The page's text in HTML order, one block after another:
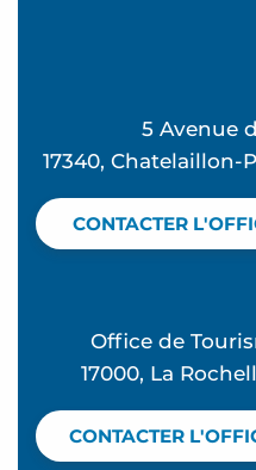
5 Avenue
17340, Chatelaillon-
CONTACTER
Office de
17000, La
CONTACTER